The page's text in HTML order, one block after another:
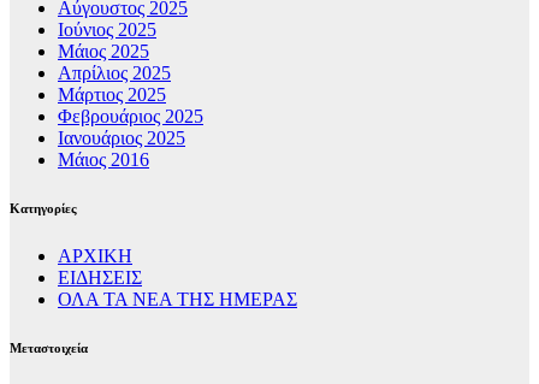
Αύγουστος 2025
Ιούνιος 2025
Μάιος 2025
Απρίλιος 2025
Μάρτιος 2025
Φεβρουάριος 2025
Ιανουάριος 2025
Μάιος 2016
Kατηγορίες
ΑΡΧΙΚΗ
ΕΙΔΗΣΕΙΣ
ΟΛΑ ΤΑ ΝΕΑ ΤΗΣ ΗΜΕΡΑΣ
Μεταστοιχεία